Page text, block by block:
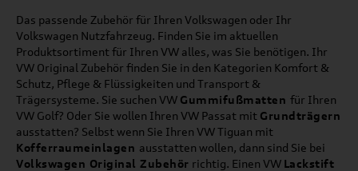
Das passende Zubehör für Ihren Volkswagen oder Ihr
Volkswagen Nutzfahrzeug. Finden Sie im aktuellen
Produktsortiment für Ihren VW alles, was Sie benötigen. Ihr
VW Original Zubehör finden Sie in den Kategorien Komfort &
Schutz, Pflege & Flüssigkeiten und Transport &
Trägersysteme. Sie suchen VW Gummifußmatten für Ihren
VW Golf? Oder Sie wollen Ihren VW Passat mit Grundträgern
ausstatten? Selbst wenn Sie Ihren VW Tiguan mit
Kofferraumeinlagen ausstatten wollen, dann sind Sie bei
Volkswagen Original Zubehör richtig. Einen VW Lackstift